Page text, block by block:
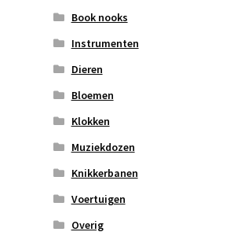
Book nooks
Instrumenten
Dieren
Bloemen
Klokken
Muziekdozen
Knikkerbanen
Voertuigen
Overig